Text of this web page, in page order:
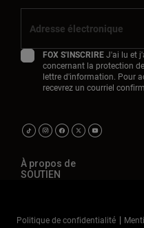
FOX S'INSCRIREJ'ai lu et
concernant la protection
lettre d'information. Pour
recevrez un courriel
À propos de
SOUTIEN
Politique de confidentialité